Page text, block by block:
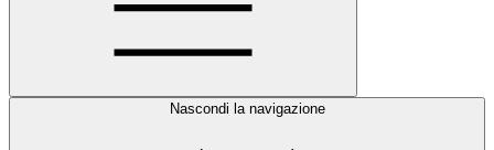
Nascondi la navigazione